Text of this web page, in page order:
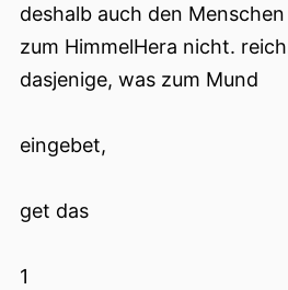
deshalb auch den
zum HimmelHera nicht.
dasjenige, was zum Mund
eingebet,
get das
1